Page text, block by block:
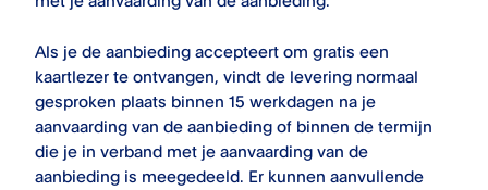
Als je de aanbieding accepteert om gratis een
kaartlezer te ontvangen, vindt de levering normaal
gesproken plaats binnen 15 werkdagen na je
aanvaarding van de aanbieding of binnen de termijn
die je in verband met je aanvaarding van de
aanbieding is meegedeeld. Er kunnen aanvullende